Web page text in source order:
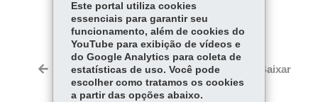
COMPARTILHE:
Fa
ce
bo
ok
Tw
itt
er
W
ha
ts
Ap
Voltar Início Imprimir Baixar
Este portal utiliza cookies
essenciais para garantir seu
funcionamento, além de cookies do
YouTube para exibição de vídeos e
do Google Analytics para coleta de
estatísticas de uso. Você pode
escolher como tratamos os cookies
a partir das opções abaixo.